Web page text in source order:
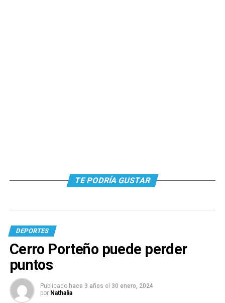
TE PODRÍA GUSTAR
DEPORTES
Cerro Porteño puede perder
puntos
Publicado hace 3 años el 30 enero, 2024
por Nathalia